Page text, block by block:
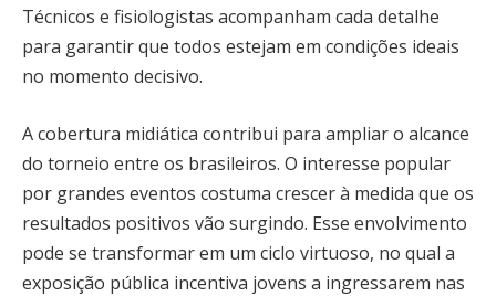
Técnicos e fisiologistas acompanham cada detalhe
para garantir que todos estejam em condições ideais
no momento decisivo.
A cobertura midiática contribui para ampliar o alcance
do torneio entre os brasileiros. O interesse popular
por grandes eventos costuma crescer à medida que os
resultados positivos vão surgindo. Esse envolvimento
pode se transformar em um ciclo virtuoso, no qual a
exposição pública incentiva jovens a ingressarem nas